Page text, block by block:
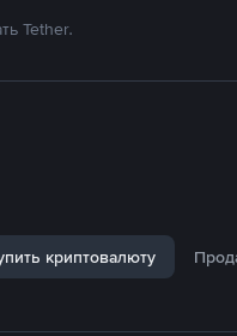
Tether.
криптовалюту